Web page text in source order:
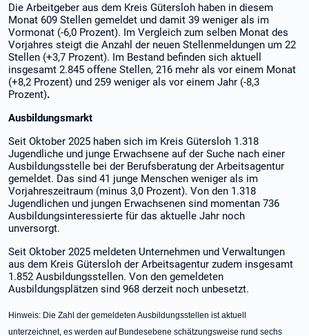
Die Arbeitgeber aus dem Kreis Gütersloh haben in diesem
Monat 609 Stellen gemeldet und damit 39 weniger als im
Vormonat (-6,0 Prozent). Im Vergleich zum selben Monat des
Vorjahres steigt die Anzahl der neuen Stellenmeldungen um 22
Stellen (+3,7 Prozent). Im Bestand befinden sich aktuell
insgesamt 2.845 offene Stellen, 216 mehr als vor einem Monat
(+8,2 Prozent) und 259 weniger als vor einem Jahr (-8,3
Prozent).
Ausbildungsmarkt
Seit Oktober 2025 haben sich im Kreis Gütersloh 1.318
Jugendliche und junge Erwachsene auf der Suche nach einer
Ausbildungsstelle bei der Berufsberatung der Arbeitsagentur
gemeldet. Das sind 41 junge Menschen weniger als im
Vorjahreszeitraum (minus 3,0 Prozent). Von den 1.318
Jugendlichen und jungen Erwachsenen sind momentan 736
Ausbildungsinteressierte für das aktuelle Jahr noch
unversorgt.
Seit Oktober 2025 meldeten Unternehmen und Verwaltungen
aus dem Kreis Gütersloh der Arbeitsagentur zudem insgesamt
1.852 Ausbildungsstellen. Von den gemeldeten
Ausbildungsplätzen sind 968 derzeit noch unbesetzt.
Hinweis: Die Zahl der gemeldeten Ausbildungsstellen ist aktuell
unterzeichnet, es werden auf Bundesebene schätzungsweise rund sechs